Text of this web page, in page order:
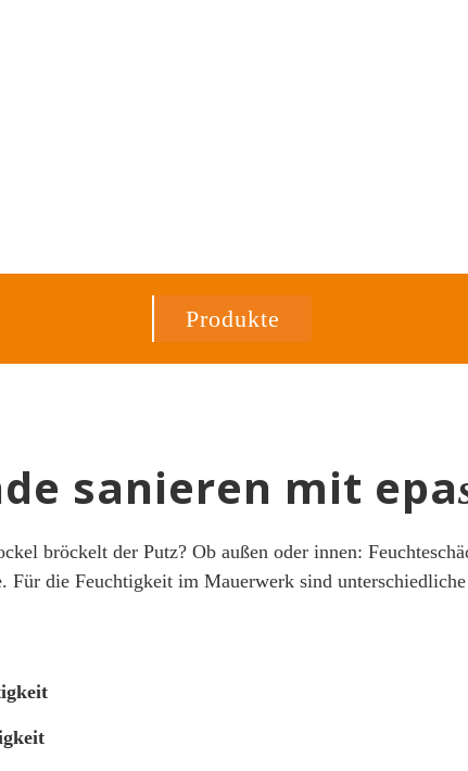
Produkte
sanieren mit epa
bröckelt der Putz? Ob außen oder innen:
Für die Feuchtigkeit im Mauerwerk sind